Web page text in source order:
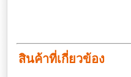
สินค้าที่เกี่ยวข้อง